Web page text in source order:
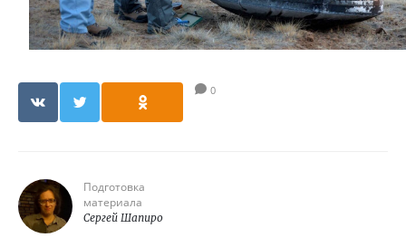
0
Подготовка
материала
Сергей Шапиро